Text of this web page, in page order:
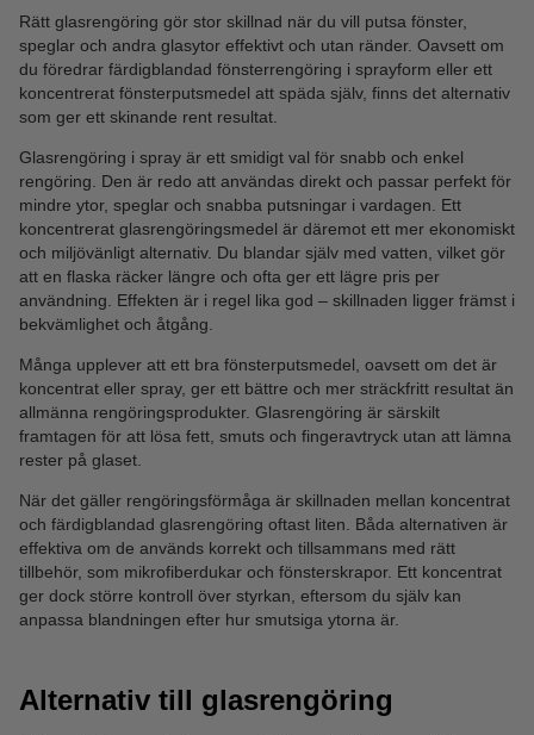
Rätt glasrengöring gör stor skillnad när du vill putsa fönster,
speglar och andra glasytor effektivt och utan ränder. Oavsett om
du föredrar färdigblandad fönsterrengöring i sprayform eller ett
koncentrerat fönsterputsmedel att späda själv, finns det alternativ
som ger ett skinande rent resultat.
Glasrengöring i spray är ett smidigt val för snabb och enkel
rengöring. Den är redo att användas direkt och passar perfekt för
mindre ytor, speglar och snabba putsningar i vardagen. Ett
koncentrerat glasrengöringsmedel är däremot ett mer ekonomiskt
och miljövänligt alternativ. Du blandar själv med vatten, vilket gör
att en flaska räcker längre och ofta ger ett lägre pris per
användning. Effekten är i regel lika god – skillnaden ligger främst i
bekvämlighet och åtgång.
Många upplever att ett bra fönsterputsmedel, oavsett om det är
koncentrat eller spray, ger ett bättre och mer sträckfritt resultat än
allmänna rengöringsprodukter. Glasrengöring är särskilt
framtagen för att lösa fett, smuts och fingeravtryck utan att lämna
rester på glaset.
När det gäller rengöringsförmåga är skillnaden mellan koncentrat
och färdigblandad glasrengöring oftast liten. Båda alternativen är
effektiva om de används korrekt och tillsammans med rätt
tillbehör, som mikrofiberdukar och fönsterskrapor. Ett koncentrat
ger dock större kontroll över styrkan, eftersom du själv kan
anpassa blandningen efter hur smutsiga ytorna är.
Alternativ till glasrengöring